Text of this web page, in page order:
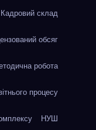
Кадровий склад
обсяг
робота
процесу
НУШ